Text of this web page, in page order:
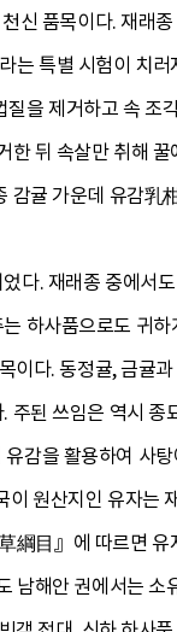
신 품목이다. 재래
는 특별 시험이 치
을 제거하고 속 조
한 뒤 속살만 취해
감귤 가운데 유감
다. 재래종 중에서
하사품으로도 귀하
이다. 동정귤, 금귤
주된 쓰임은 역시
유감을 활용하여 사
원산지인 유자는
綱目』에 따르면
남해안 권에서는 소